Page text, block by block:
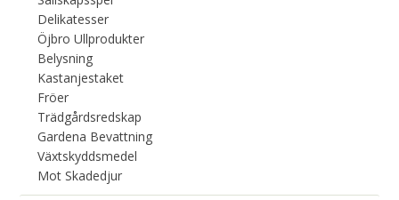
Delikatesser
Öjbro Ullprodukter
Belysning
Kastanjestaket
Fröer
Trädgårdsredskap
Gardena Bevattning
Växtskyddsmedel
Mot Skadedjur